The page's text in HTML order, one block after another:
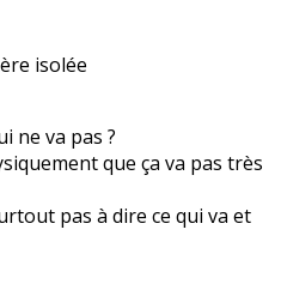
isolée
ne va pas ?
que ça va pas très
pas à dire ce qui va et